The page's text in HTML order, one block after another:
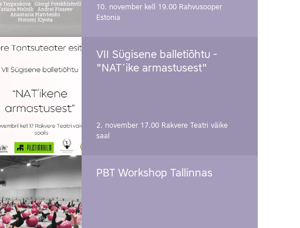
10. november kell 19.00 Rahvusooper
Estonia
VII Sügisene balletiõhtu -
"NAT´ike armastusest"
2. november 17.00 Rakvere Teatri väike
saal
PBT Workshop Tallinnas